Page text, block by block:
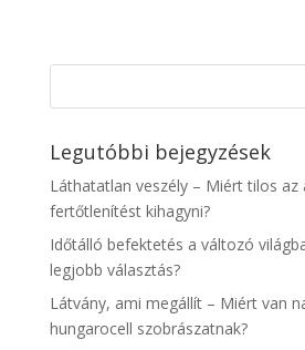
Legutóbbi bejegyzések
Láthatatlan veszély – Miért tilos az
fertőtlenítést kihagyni?
Időtálló befektetés a változó
legjobb választás?
Látvány, ami megállít – Miért van
hungarocell szobrászatnak?